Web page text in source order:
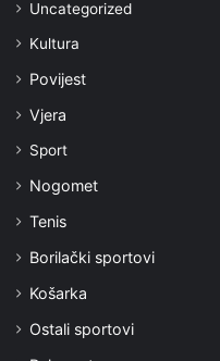
Uncategorized
Kultura
Povijest
Vjera
Sport
Nogomet
Tenis
Borilački sportovi
Košarka
Ostali sportovi